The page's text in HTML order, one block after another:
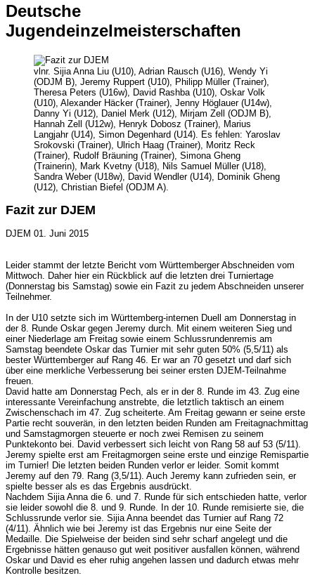
Deutsche
Jugendeinzelmeisterschaften
vlnr. Sijia Anna Liu (U10), Adrian Rausch (U16), Wendy Yi
(ODJM B), Jeremy Ruppert (U10), Philipp Müller (Trainer),
Theresa Peters (U16w), David Rashba (U10), Oskar Volk
(U10), Alexander Häcker (Trainer), Jenny Höglauer (U14w),
Danny Yi (U12), Daniel Merk (U12), Mirjam Zell (ODJM B),
Hannah Zell (U12w), Henryk Dobosz (Trainer), Marius
Langjahr (U14), Simon Degenhard (U14). Es fehlen: Yaroslav
Srokovski (Trainer), Ulrich Haag (Trainer), Moritz Reck
(Trainer), Rudolf Bräuning (Trainer), Simona Gheng
(Trainerin), Mark Kvetny (U18), Nils Samuel Müller (U18),
Sandra Weber (U18w), David Wendler (U14), Dominik Gheng
(U12), Christian Biefel (ODJM A).
Fazit zur DJEM
DJEM 01. Juni 2015
Leider stammt der letzte Bericht vom Württemberger Abschneiden vom
Mittwoch. Daher hier ein Rückblick auf die letzten drei Turniertage
(Donnerstag bis Samstag) sowie ein Fazit zu jedem Abschneiden unserer
Teilnehmer.
In der U10 setzte sich im Württemberg-internen Duell am Donnerstag in
der 8. Runde Oskar gegen Jeremy durch. Mit einem weiteren Sieg und
einer Niederlage am Freitag sowie einem Schlussrundenremis am
Samstag beendete Oskar das Turnier mit sehr guten 50% (5,5/11) als
bester Württemberger auf Rang 46. Er war an 70 gesetzt und darf sich
über eine merkliche Verbesserung bei seiner ersten DJEM-Teilnahme
freuen.
David hatte am Donnerstag Pech, als er in der 8. Runde im 43. Zug eine
interessante Vereinfachung anstrebte, die letztlich taktisch an einem
Zwischenschach im 47. Zug scheiterte. Am Freitag gewann er seine erste
Partie recht souverän, in den letzten beiden Runden am Freitagnachmittag
und Samstagmorgen steuerte er noch zwei Remisen zu seinem
Punktekonto bei. David verbessert sich leicht von Rang 58 auf 53 (5/11).
Jeremy spielte erst am Freitagmorgen seine erste und einzige Remispartie
im Turnier! Die letzten beiden Runden verlor er leider. Somit kommt
Jeremy auf den 79. Rang (3,5/11). Auch Jeremy kann zufrieden sein, er
spielte besser als es das Ergebnis ausdrückt.
Nachdem Sijia Anna die 6. und 7. Runde für sich entschieden hatte, verlor
sie leider sowohl die 8. und 9. Runde. In der 10. Runde remisierte sie, die
Schlussrunde verlor sie. Sijia Anna beendet das Turnier auf Rang 72
(4/11). Ähnlich wie bei Jeremy ist das Ergebnis nur eine Seite der
Medaille. Die Spielweise der beiden sind sehr scharf angelegt und die
Ergebnisse hätten genauso gut weit positiver ausfallen können, während
Oskar und David es eher ruhig angehen lassen und dadurch etwas mehr
Kontrolle besitzen.